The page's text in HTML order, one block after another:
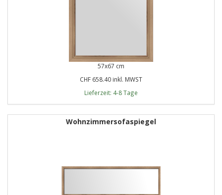
57x67 cm
CHF 658.40 inkl. MWST
Lieferzeit: 4-8 Tage
Wohnzimmersofaspiegel